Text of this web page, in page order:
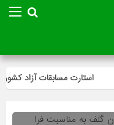
استارت مسابقات آزاد